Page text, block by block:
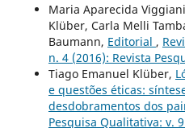
Maria Aparecida
Klüber, Carla Melli
Baumann, Editorial ,
n. 4 (2016): Revista
Tiago Emanuel Klüber,
e questões éticas:
desdobramentos dos
Pesquisa Qualitativa: v.